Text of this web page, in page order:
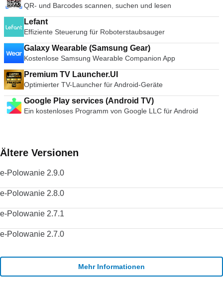
QR- und Barcodes scannen, suchen und lesen
Lefant
Effiziente Steuerung für Roboterstaubsauger
Galaxy Wearable (Samsung Gear)
Kostenlose Samsung Wearable Companion App
Premium TV Launcher.UI
Optimierter TV-Launcher für Android-Geräte
Google Play services (Android TV)
Ein kostenloses Programm von Google LLC für Android
Ältere Versionen
e-Polowanie 2.9.0
e-Polowanie 2.8.0
e-Polowanie 2.7.1
e-Polowanie 2.7.0
Mehr Informationen